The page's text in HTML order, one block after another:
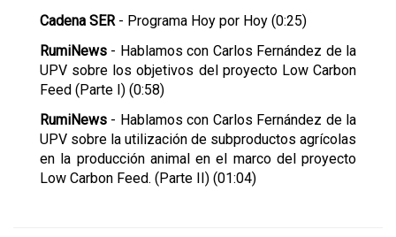
Cadena SER- Programa Hoy por Hoy (0:25)
RumiNews - Hablamos con Carlos Fernández de la
UPV sobre los objetivos del proyecto Low Carbon
Feed (Parte I) (0:58)
RumiNews - Hablamos con Carlos Fernández de la
UPV sobre la utilización de subproductos agrícolas
en la producción animal en el marco del proyecto
Low Carbon Feed. (Parte II) (01:04)